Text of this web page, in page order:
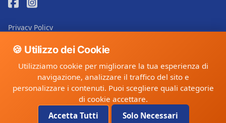
Privacy Policy
©cluBase. Tutti i diritti riservati.
Compliant
SSL
Secured
Powered by
cluBase.it
🍪 Utilizzo dei Cookie
Utilizziamo cookie per migliorare la tua esperienza di
navigazione, analizzare il traffico del sito e
personalizzare i contenuti. Puoi scegliere quali categorie
di cookie accettare.
Accetta Tutti
Solo Necessari